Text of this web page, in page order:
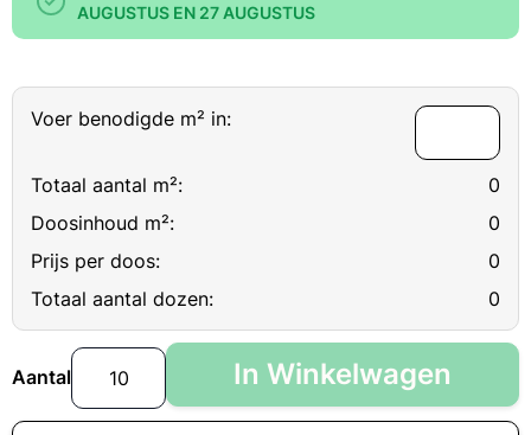
AUGUSTUS EN 27 AUGUSTUS
Voer benodigde m² in:
Totaal aantal m²:
0
Doosinhoud m²:
0
Prijs per doos:
0
Totaal aantal dozen:
0
Aantal In Winkelwagen